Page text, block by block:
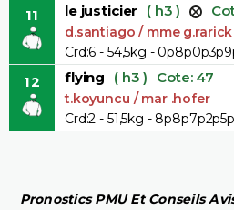
11 le justicier ( h3 )
d.santiago / mme g.rarick
Crd:6 - 54,5kg -
12 flying ( h3 ) Cote: 47
t.koyuncu / mar .hofer
Crd:2 - 51,5kg -
Pronostics PMU Et Conseils